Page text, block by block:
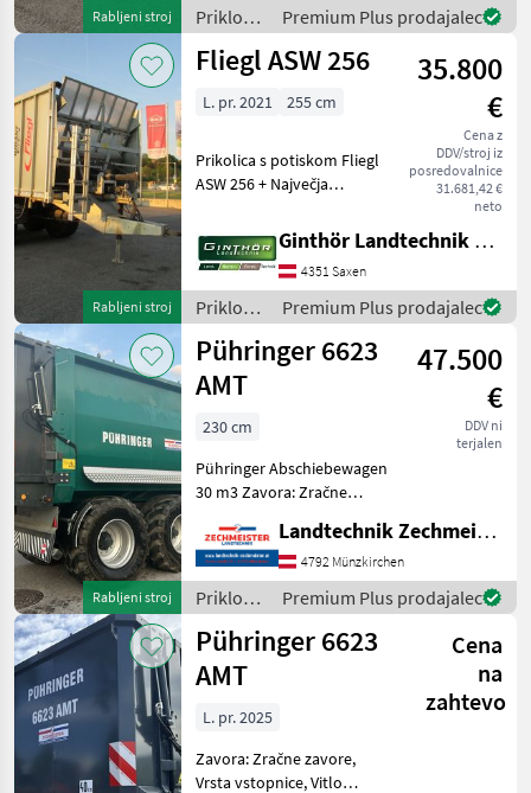
Rabljeni stroj
COC dokumenti + pnevm
Priklopniki
/ Fliegl
Premium Plus prodajalec
Rabljeni stroj
Fliegl ASW 256
35.800
€
Cena z
DDV/stroj iz
posredovalnice
31.681,42 €
neto
L. pr. 2021 255 cm
Prikolica s potiskom Fliegl
ASW 256 + Največja
Vlečno uho DIN (opcijsko s
kroglo K80) + Na voljo
zgornji ali spodnji priklop +
Zračna zavora
Ginthör Landtechnik GmbH
4351 Saxen
Priklopniki
/ Fliegl
Premium Plus prodajalec
Rabljeni stroj
Pühringer 6623
AMT
47.500
€
DDV ni
terjalen
230 cm
Pühringer Abschiebewagen
30 m3 Zavora: Zračne
Samodejna zadnja plošča,
Stransko hidravlično
zaklepanje Priklopniki
Priklopnik s potisno steno
Landtechnik Zechmeister GmbH & Co KG
4792 Münzkirchen
Priklopniki
/
Pühringer
Premium Plus prodajalec
Pühringer 6623
AMT
Cena
na
zahtevo
L. pr. 2025
Zavora: Zračne zavore,
Vrsta vstopnice, Vitlo